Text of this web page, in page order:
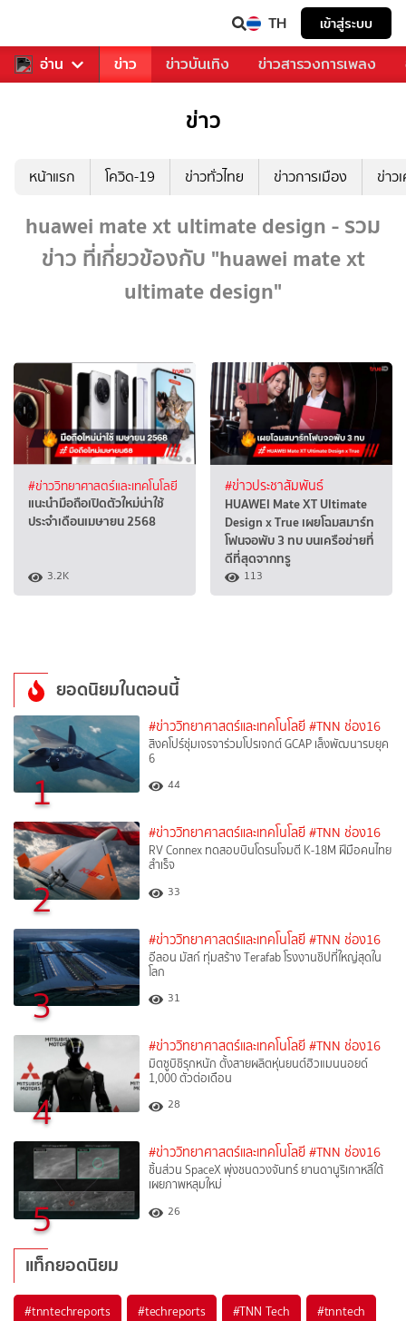
TH เข้าสู่ระบบ
อ่าน
คุณ กีฬา ข่าว ข่าวบันเทิง ข่าวสารวงการเพลง
ข่าว
หน้าแรก โควิด-19 ข่าวทั่วไทย ข่าวการเมือง ข่าว
huawei mate xt ultimate design - รวม
ข่าว ที่เกี่ยวข้องกับ "huawei mate xt
ultimate design"
#ข่าววิทยาศาสตร์และเทคโนโลยี
แนะนำมือถือเปิดตัวใหม่น่าใช้
ประจำเดือนเมษายน 2568
3.2K
#ข่าวประชาสัมพันธ์
HUAWEI Mate XT Ultimate
Design x True เผยโฉมสมาร์ท
โฟนจอพับ 3 ทบ บนเครือข่ายที่
ดีที่สุดจากทรู
113
ยอดนิยมในตอนนี้
1
#ข่าววิทยาศาสตร์และเทคโนโลยี #TNN ช่อง16
สิงคโปร์ซุ่มเจรจาร่วมโปรเจกต์ GCAP เล็งพัฒนารบยุค
6
44
2
#ข่าววิทยาศาสตร์และเทคโนโลยี #TNN ช่อง16
RV Connex ทดสอบบินโดรนโจมตี K-18M ฝีมือคนไทย
สำเร็จ
33
3
#ข่าววิทยาศาสตร์และเทคโนโลยี #TNN ช่อง16
อีลอน มัสก์ ทุ่มสร้าง Terafab โรงงานชิปที่ใหญ่สุดใน
โลก
31
4
#ข่าววิทยาศาสตร์และเทคโนโลยี #TNN ช่อง16
มิตซูบิชิรุกหนัก ตั้งสายผลิตหุ่นยนต์ฮิวแมนนอยด์
1,000 ตัวต่อเดือน
28
5
#ข่าววิทยาศาสตร์และเทคโนโลยี #TNN ช่อง16
ชิ้นส่วน SpaceX พุ่งชนดวงจันทร์ ยานดานูริเกาหลีใต้
เผยภาพหลุมใหม่
26
แท็กยอดนิยม
#tnntechreports #techreports #TNN Tech #tnntech